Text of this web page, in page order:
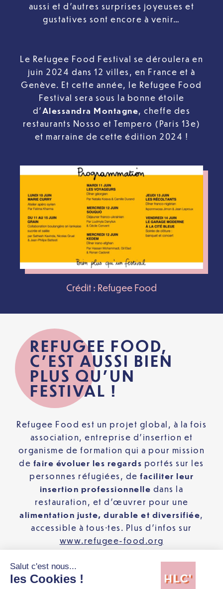
aussi et d’autres surprises joyeuses et
gustatives sont encore à venir…
Le Refugee Food Festival se déroulera en
juin 2024 dans 12 villes, en France et à
Genève. Et cette année, le Refugee Food
Festival sera sous la bonne étoile
d’Alessandra Montagne, cheffe des
restaurants Nosso et Tempero (Paris 13e)
et marraine de cette édition 2024 !
Crédit : Refugee Food
REFUGEE FOOD,
C’EST AUSSI BIEN
PLUS QU’UN
FESTIVAL !
Refugee Food est un projet global, à la fois
association, entreprise d’insertion et
organisme de formation qui a pour mission
de faire évoluer les regards portés sur les
personnes réfugiées, de faciliter leur
insertion professionnelle dans la
restauration, et d’œuvrer pour une
alimentation juste, durable et diversifiée,
accessible à tous·tes. Plus d’infos sur
www.refugee-food.org